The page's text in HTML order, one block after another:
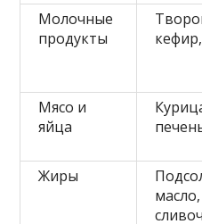
Молочные
продукты
Мясо и
яйца
Жиры
масло,